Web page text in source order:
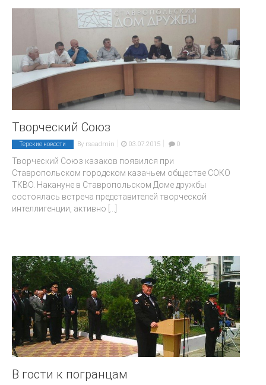
Творческий Союз
Терские новости By rsaadmin | 03.07.2015 | 0
Творческий Союз казаков появился при
Ставропольском городском казачьем обществе СОКО
ТКВО. Накануне в Ставропольском Доме дружбы
состоялась встреча представителей творческой
интеллигенции, активно
В гости к погранцам